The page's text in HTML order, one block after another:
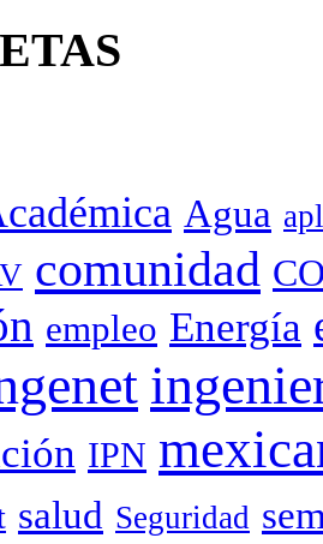
Agua
comunidad
empleo Energía
IPN
salud Seguridad